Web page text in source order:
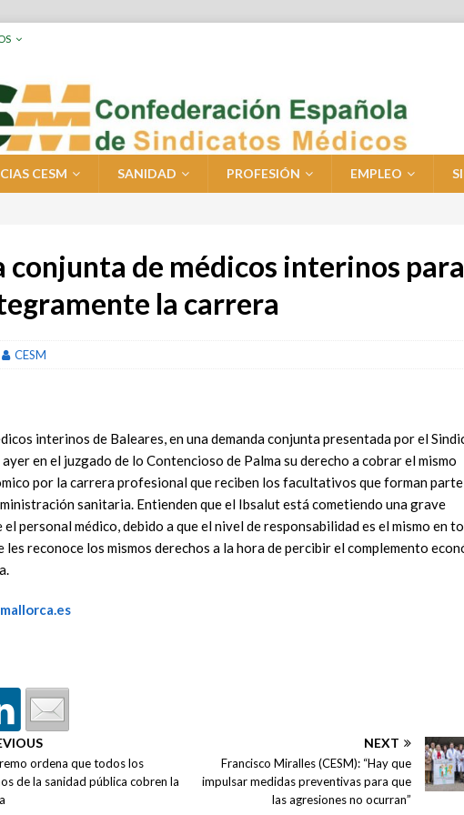
CESM SANIDAD PROFESIÓN EMPLEO
conjunta de médicos interinos para
la carrera
CESM
interinos de Baleares, en una demanda conjunta presentada por el
en el juzgado de lo Contencioso de Palma su derecho a cobrar el mismo
por la carrera profesional que reciben los facultativos que forman
sanitaria. Entienden que el Ibsalut está cometiendo una grave
personal médico, debido a que el nivel de responsabilidad es el mismo en
les reconoce los mismos derechos a la hora de percibir el complemento
ordena que todos los
de la sanidad pública cobren la
NEXT
Francisco Miralles (CESM): “Hay que
impulsar medidas preventivas para que
las agresiones no ocurran”